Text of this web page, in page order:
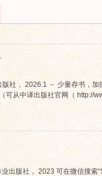
社， 2026.1 － 少量存书，
从中译出版社官网（ http://
出版社， 2023 可在微信搜索